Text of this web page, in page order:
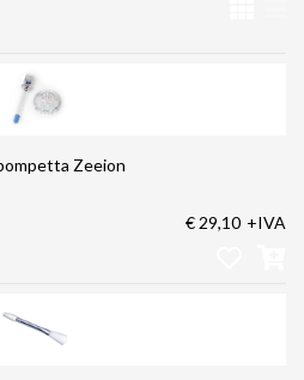
Zeeion
€ 29,10 +IVA